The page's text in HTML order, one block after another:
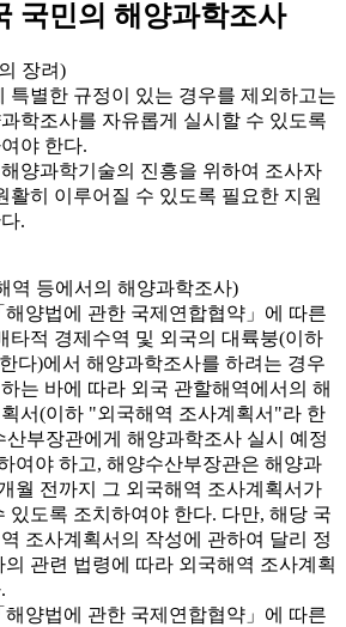
국민의 해양과학조사
장려)
별한 규정이 있는 경우를 제외하고는
학조사를 자유롭게 실시할 수 있도록
야 한다.
양과학기술의 진흥을 위하여 조사자
활히 이루어질 수 있도록 필요한 지원
.
역 등에서의 해양과학조사)
양법에 관한 국제연합협약」에 따른
타적 경제수역 및 외국의 대륙붕(이하
다)에서 해양과학조사를 하려는 경우
는 바에 따라 외국 관할해역에서의 해
서(이하 "외국해역 조사계획서"라 한
부장관에게 해양과학조사 실시 예정
여야 하고, 해양수산부장관은 해양과
월 전까지 그 외국해역 조사계획서가
있도록 조치하여야 한다. 다만, 해당 국
조사계획서의 작성에 관하여 달리 정
관련 법령에 따라 외국해역 조사계획
양법에 관한 국제연합협약」에 따른